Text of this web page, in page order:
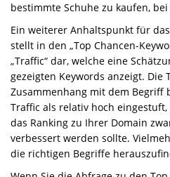
bestimmte Schuhe zu kaufen,
Ein weiterer Anhaltspunkt für
stellt in den „Top Chancen-
„Traffic“ dar, welche eine
gezeigten Keywords anzeigt. Die
Zusammenhang mit dem
Traffic als relativ hoch
das Ranking zu Ihrer Domain
verbessert werden sollte.
die richtigen Begriffe